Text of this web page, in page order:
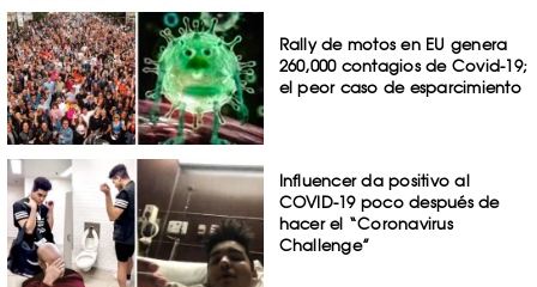
Rally de motos en EU genera
260,000 contagios de Covid-19;
el peor caso de esparcimiento
Influencer da positivo al
COVID-19 poco después de
hacer el “Coronavirus
Challenge”